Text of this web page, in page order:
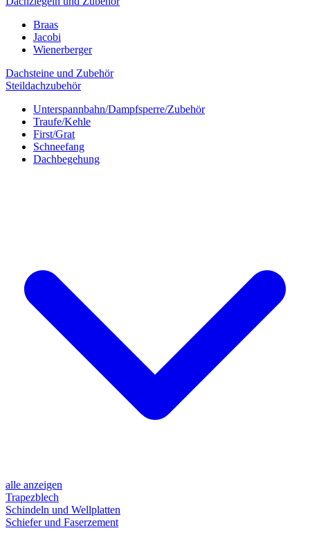
Braas
Jacobi
Wienerberger
Dachsteine und Zubehör
Steildachzubehör
Unterspannbahn/Dampfsperre/Zubehör
Traufe/Kehle
First/Grat
Schneefang
Dachbegehung
alle anzeigen
Trapezblech
Schindeln und Wellplatten
Schiefer und Faserzement